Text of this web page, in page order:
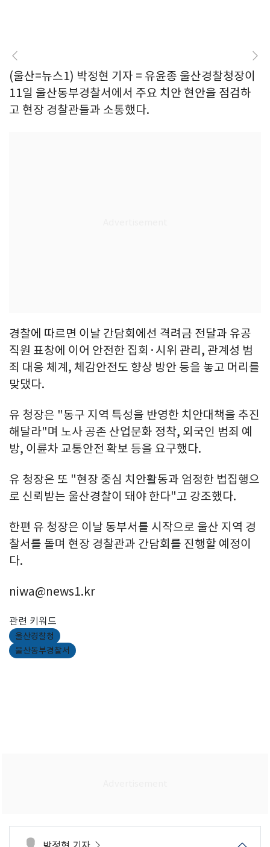
(울산=뉴스1) 박정현 기자 = 유윤종 울산경찰청장이
11일 울산동부경찰서에서 주요 치안 현안을 점검하
고 현장 경찰관들과 소통했다.
경찰에 따르면 이날 간담회에선 격려금 전달과 유공
직원 표창에 이어 안전한 집회·시위 관리, 관계성 범
죄 대응 체계, 체감안전도 향상 방안 등을 놓고 머리를
맞댔다.
유 청장은 "동구 지역 특성을 반영한 치안대책을 추진
해달라"며 노사 공존 산업문화 정착, 외국인 범죄 예
방, 이륜차 교통안전 확보 등을 요구했다.
유 청장은 또 "현장 중심 치안활동과 엄정한 법집행으
로 신뢰받는 울산경찰이 돼야 한다"고 강조했다.
한편 유 청장은 이날 동부서를 시작으로 울산 지역 경
찰서를 돌며 현장 경찰관과 간담회를 진행할 예정이
다.
niwa@news1.kr
관련 키워드
울산경찰청
울산동부경찰서